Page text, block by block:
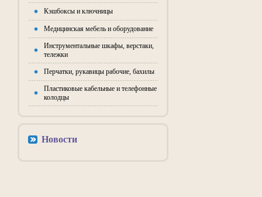
Кэшбоксы и ключницы
Медицинская мебель и оборудование
Инструментальные шкафы, верстаки,
тележки
Перчатки, рукавицы рабочие, бахилы
Пластиковые кабельные и телефонные
колодцы
Новости